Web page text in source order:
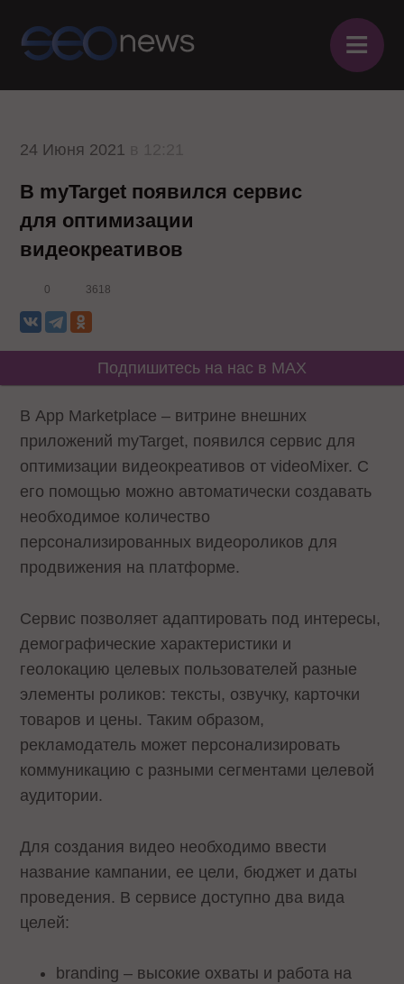
≡
24 Июня 2021
В myTarget появился сервис
для оптимизации
видеокреативов
0 3618
Подпишитесь на нас в MAX
В App Marketplace – витрине внешних
приложений myTarget, появился сервис для
оптимизации видеокреативов от videoMixer. С
его помощью можно автоматически создавать
необходимое количество
персонализированных видеороликов для
продвижения на платформе.
Сервис позволяет адаптировать под интересы,
демографические характеристики и
геолокацию целевых пользователей разные
элементы роликов: тексты, озвучку, карточки
товаров и цены. Таким образом,
рекламодатель может персонализировать
коммуникацию с разными сегментами целевой
аудитории.
Для создания видео необходимо ввести
название кампании, ее цели, бюджет и даты
проведения. В сервисе доступно два вида
целей:
branding – высокие охваты и работа на